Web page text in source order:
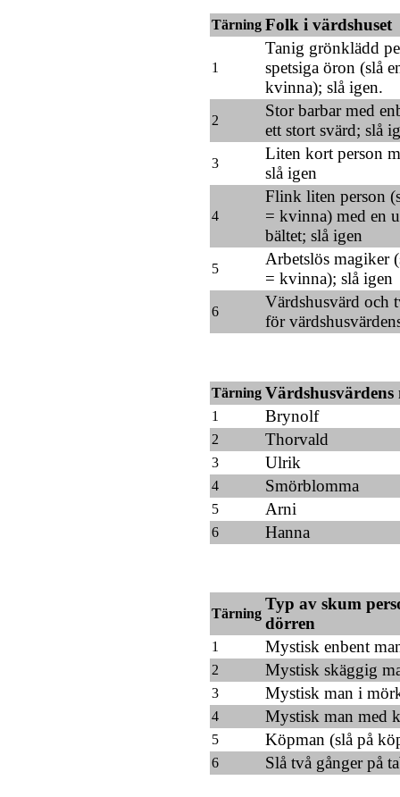
Tärning Folk i värdshuset
1
Tanig grönklädd
spetsiga öron (slå
kvinna); slå igen.
2
Stor barbar med
ett stort svärd; slå
3
Liten kort person
slå igen
4
Flink liten person
= kvinna) med en
bältet; slå igen
5
Arbetslös magiker
= kvinna); slå igen
6
Värdshusvärd och
för
Tärning Värdshusvärdens
1 Brynolf
2 Thorvald
3 Ulrik
4 Smörblomma
5 Arni
6 Hanna
Tärning
Typ av skum
dörren
1 Mystisk enbent
2 Mystisk skäggig
3 Mystisk man i
4 Mystisk man med
5 Köpman (slå på
6 Slå två gånger på